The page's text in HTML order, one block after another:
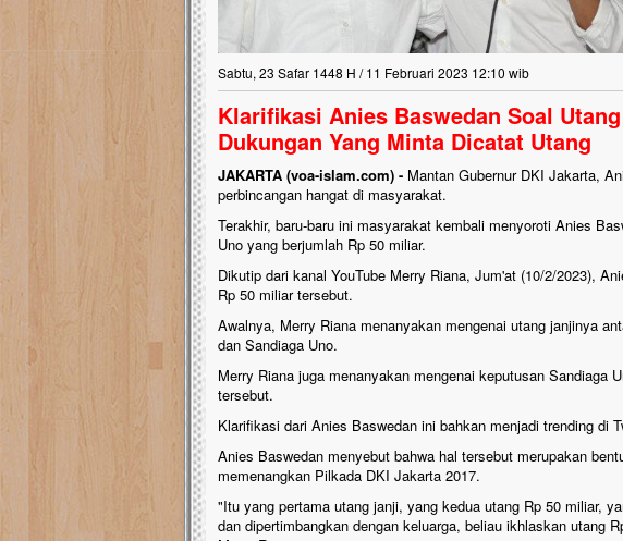
Sabtu, 23 Safar 1448 H / 11 Februari 2023 12:10 wib
Klarifikasi Anies Baswedan Soal
Dukungan Yang Minta Dicatat Utang
JAKARTA (voa-islam.com) - Mantan Gubernur DKI Jakarta,
perbincangan hangat di masyarakat.
Terakhir, baru-baru ini masyarakat kembali menyoroti Anies
Uno yang berjumlah Rp 50 miliar.
Dikutip dari kanal YouTube Merry Riana, Jum'at (10/2/2023),
Rp 50 miliar tersebut.
Awalnya, Merry Riana menanyakan mengenai utang janjinya
dan Sandiaga Uno.
Merry Riana juga menanyakan mengenai keputusan Sandiaga
tersebut.
Klarifikasi dari Anies Baswedan ini bahkan menjadi trending di
Anies Baswedan menyebut bahwa hal tersebut merupakan
memenangkan Pilkada DKI Jakarta 2017.
"Itu yang pertama utang janji, yang kedua utang Rp 50 miliar,
dan dipertimbangkan dengan keluarga, beliau ikhlaskan utang